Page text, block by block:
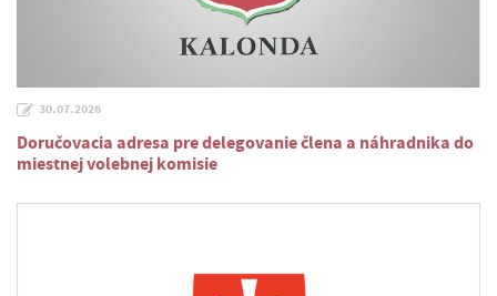
30.07.2026
Doručovacia adresa pre delegovanie člena a náhradnika do
miestnej volebnej komisie